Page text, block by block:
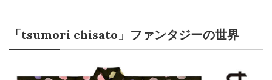
「tsumori chisato」ファンタジーの世界